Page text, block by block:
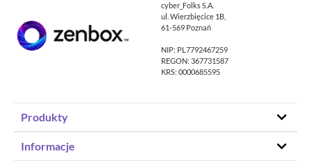
cyber_Folks S.A.
ul. Wierzbięcice 1B,
61-569 Poznań
NIP: PL7792467259
REGON: 367731587
KRS: 0000685595
Produkty
Informacje